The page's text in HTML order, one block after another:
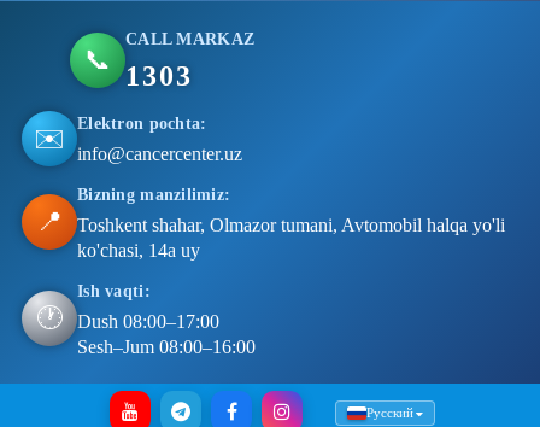
📞
CALL MARKAZ
1303
✉️ Elektron pochta:
info@cancercenter.uz
📍
Bizning manzilimiz:
Toshkent shahar, Olmazor tumani, Avtomobil halqa yo'li
ko'chasi, 14a uy
🕐
Ish vaqti:
Dush 08:00–17:00
Sesh–Jum 08:00–16:00
Русский